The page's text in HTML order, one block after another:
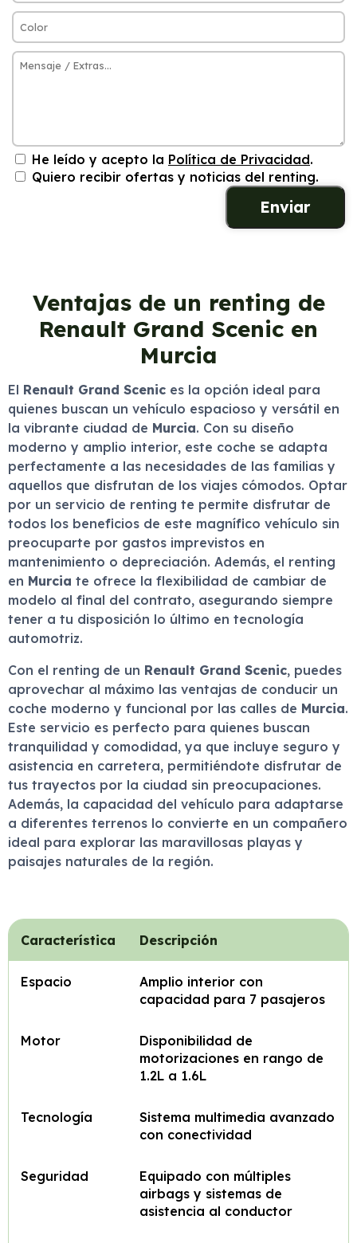
He leído y acepto la Política de Privacidad.
Quiero recibir ofertas y noticias del renting.
Ventajas de un renting de
Renault Grand Scenic en
Murcia
El Renault Grand Scenic es la opción ideal para
quienes buscan un vehículo espacioso y versátil en
la vibrante ciudad de Murcia. Con su diseño
moderno y amplio interior, este coche se adapta
perfectamente a las necesidades de las familias y
aquellos que disfrutan de los viajes cómodos. Optar
por un servicio de renting te permite disfrutar de
todos los beneficios de este magnífico vehículo sin
preocuparte por gastos imprevistos en
mantenimiento o depreciación. Además, el renting
en Murcia te ofrece la flexibilidad de cambiar de
modelo al final del contrato, asegurando siempre
tener a tu disposición lo último en tecnología
automotriz.
Con el renting de un Renault Grand Scenic, puedes
aprovechar al máximo las ventajas de conducir un
coche moderno y funcional por las calles de Murcia.
Este servicio es perfecto para quienes buscan
tranquilidad y comodidad, ya que incluye seguro y
asistencia en carretera, permitiéndote disfrutar de
tus trayectos por la ciudad sin preocupaciones.
Además, la capacidad del vehículo para adaptarse
a diferentes terrenos lo convierte en un compañero
ideal para explorar las maravillosas playas y
paisajes naturales de la región.
Característica Descripción
Espacio
Amplio interior con
capacidad para 7 pasajeros
Motor
Disponibilidad de
motorizaciones en rango de
1.2L a 1.6L
Tecnología
Sistema multimedia avanzado
con conectividad
Seguridad
Equipado con múltiples
airbags y sistemas de
asistencia al conductor